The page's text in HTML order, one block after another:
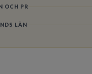
OCH PR
LÄN